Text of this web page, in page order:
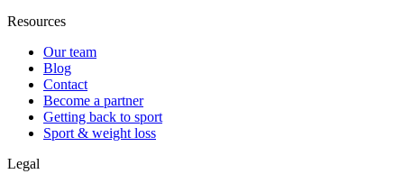
Resources
Our team
Blog
Contact
Become a partner
Getting back to sport
Sport & weight loss
Legal